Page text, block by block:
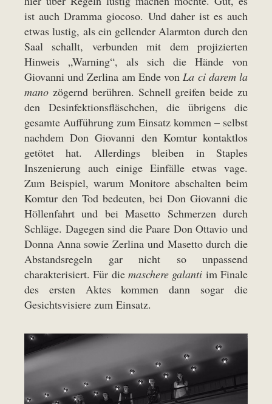
ist auch Dramma giocoso. Und daher ist es auch
etwas lustig, als ein gellender Alarmton durch den
Saal schallt, verbunden mit dem projizierten
Hinweis „Warning“, als sich die Hände von
Giovanni und Zerlina am Ende vonLa ci darem la
mano zögernd berühren. Schnell greifen beide zu
den Desinfektionsfläschchen, die übrigens die
gesamte Aufführung zum Einsatz kommen – selbst
nachdem Don Giovanni den Komtur kontaktlos
getötet hat. Allerdings bleiben in Staples
Inszenierung auch einige Einfälle etwas vage.
Zum Beispiel, warum Monitore abschalten beim
Komtur den Tod bedeuten, bei Don Giovanni die
Höllenfahrt und bei Masetto Schmerzen durch
Schläge. Dagegen sind die Paare Don Ottavio und
Donna Anna sowie Zerlina und Masetto durch die
Abstandsregeln gar nicht so unpassend
charakterisiert. Für die maschere galanti im Finale
des ersten Aktes kommen dann sogar die
Gesichtsvisiere zum Einsatz.